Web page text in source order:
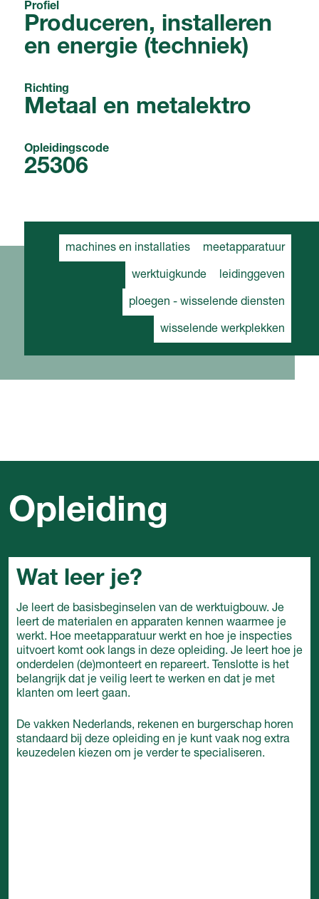
Profiel
Produceren, installeren
en energie (techniek)
Richting
Metaal en metalektro
Opleidingscode
25306
machines en installaties meetapparatuur
werktuigkunde leidinggeven
ploegen - wisselende diensten
wisselende werkplekken
Opleiding
Wat leer je?
Je leert de basisbeginselen van de werktuigbouw. Je
leert de materialen en apparaten kennen waarmee je
werkt. Hoe meetapparatuur werkt en hoe je inspecties
uitvoert komt ook langs in deze opleiding. Je leert hoe je
onderdelen (de)monteert en repareert. Tenslotte is het
belangrijk dat je veilig leert te werken en dat je met
klanten om leert gaan.
De vakken Nederlands, rekenen en burgerschap horen
standaard bij deze opleiding en je kunt vaak nog extra
keuzedelen kiezen om je verder te specialiseren.